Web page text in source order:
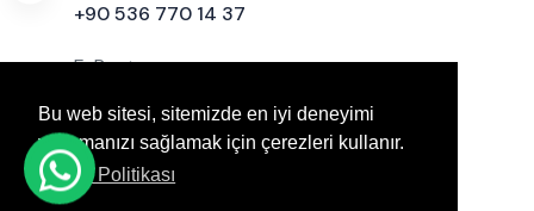
Bu web sitesi, sitemizde en iyi deneyimi
yaşamanızı sağlamak için çerezleri kullanır.
Çerez Politikası
+90 536 770 14 37
E-Posta
teknikservis@ogemsan.com
muhasebe@ogemsan.com